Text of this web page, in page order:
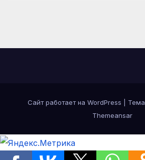
Сайт работает на WordPress
Themeansar